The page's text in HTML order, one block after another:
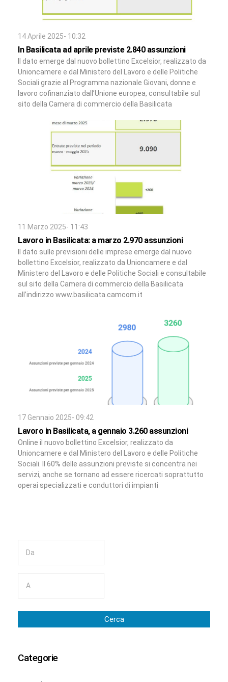
14 Aprile 2025- 10:32
In Basilicata ad aprile previste 2.840 assunzioni
Il dato emerge dal nuovo bollettino Excelsior, realizzato da
Unioncamere e dal Ministero del Lavoro e delle Politiche
Sociali grazie al Programma nazionale Giovani, donne e
lavoro cofinanziato dall’Unione europea, consultabile sul
sito della Camera di commercio della Basilicata
11 Marzo 2025- 11:43
Lavoro in Basilicata: a marzo 2.970 assunzioni
Il dato sulle previsioni delle imprese emerge dal nuovo
bollettino Excelsior, realizzato da Unioncamere e dal
Ministero del Lavoro e delle Politiche Sociali e consultabile
sul sito della Camera di commercio della Basilicata
all’indirizzo www.basilicata.camcom.it
17 Gennaio 2025- 09:42
Lavoro in Basilicata, a gennaio 3.260 assunzioni
Online il nuovo bollettino Excelsior, realizzato da
Unioncamere e dal Ministero del Lavoro e delle Politiche
Sociali. Il 60% delle assunzioni previste si concentra nei
servizi, anche se tornano ad essere ricercati soprattutto
operai specializzati e conduttori di impianti
Cerca
Categorie